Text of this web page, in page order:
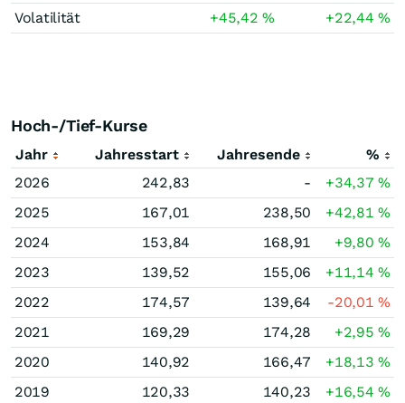
Volatilität
+45,42% +22,44%
Hoch-/Tief-Kurse
Jahr Jahresstart Jahresende
%
2026
242,83 - +34,37%
2025
167,01 238,50 +42,81%
2024
153,84 168,91 +9,80%
2023
139,52 155,06 +11,14%
2022
174,57 139,64 -20,01%
2021
169,29 174,28 +2,95%
2020
140,92 166,47 +18,13%
2019
120,33 140,23 +16,54%